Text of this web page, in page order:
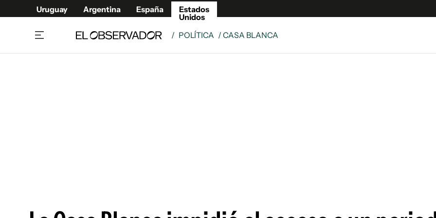
Uruguay Argentina España
Estados
Unidos
/ POLÍTICA / CASA BLANCA